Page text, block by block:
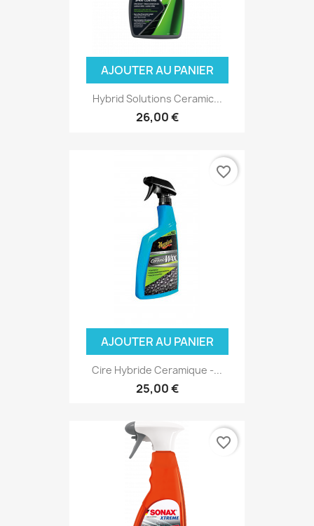
AJOUTER AU PANIER
Hybrid Solutions Ceramic...
26,00 €
AJOUTER AU PANIER
Cire Hybride Ceramique -...
25,00 €
favorite_border
favorite_border